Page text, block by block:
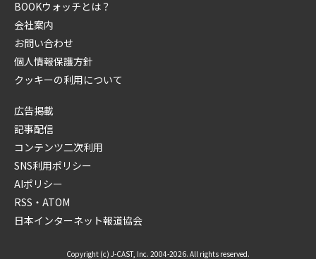
BOOKウォッチとは？
会社案内
お問い合わせ
個人情報保護方針
クッキーの利用について
広告掲載
記事配信
コンテンツ二次利用
SNS利用ポリシー
AIポリシー
RSS・ATOM
日本インターネット報道協会
Copyright (c) J-CAST, Inc. 2004-2026. All rights reserved.